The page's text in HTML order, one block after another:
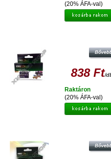
(20% ÁFA-val)
838 Ft/
(20% ÁFA-val)
Raktáron